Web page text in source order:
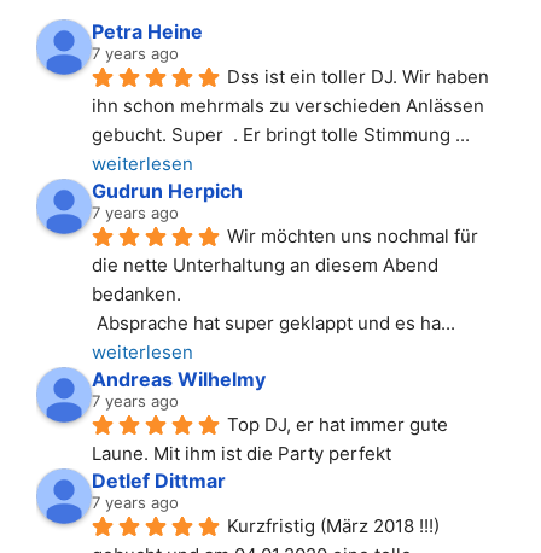
Petra Heine
7 years ago
Dss ist ein toller DJ. Wir haben
ihn schon mehrmals zu verschieden Anlässen
gebucht. Super  . Er bringt tolle Stimmung
weiterlesen
Gudrun Herpich
7 years ago
Wir möchten uns nochmal für
die nette Unterhaltung an diesem Abend
bedanken.
Absprache hat super geklappt und es ha
weiterlesen
Andreas Wilhelmy
7 years ago
Top DJ, er hat immer gute
Laune. Mit ihm ist die Party perfekt
Detlef Dittmar
7 years ago
Kurzfristig (März 2018 !!!)